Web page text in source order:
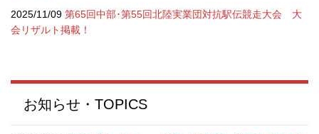
2025/11/09 第65回中部･第55回北陸実業団対抗駅伝競走大会 大
会リザルト掲載！
お知らせ・TOPICS